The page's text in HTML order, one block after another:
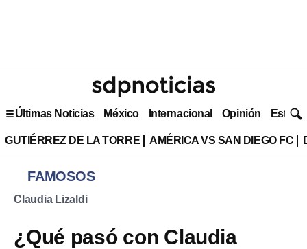
Últimas Noticias México Internacional Opinión Estilo
GUTIÉRREZ DE LA TORRE AMÉRICA VS SAN DIEGO FC
FAMOSOS
Claudia Lizaldi
¿Qué pasó con Claudia